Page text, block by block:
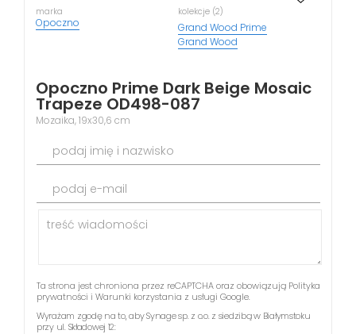
marka
Opoczno
kolekcje (2)
Grand Wood Prime
Grand Wood
Opoczno Prime Dark Beige Mosaic
Trapeze OD498-087
Mozaika, 19x30,6 cm
podaj imię i nazwisko
podaj e-mail
Ta strona jest chroniona przez reCAPTCHA oraz obowiązują Polityka
prywatności i Warunki korzystania z usługi Google.
Wyrażam zgodę na to, aby Synage sp. z o.o. z siedzibą w Białymstoku
przy ul. Składowej 12: